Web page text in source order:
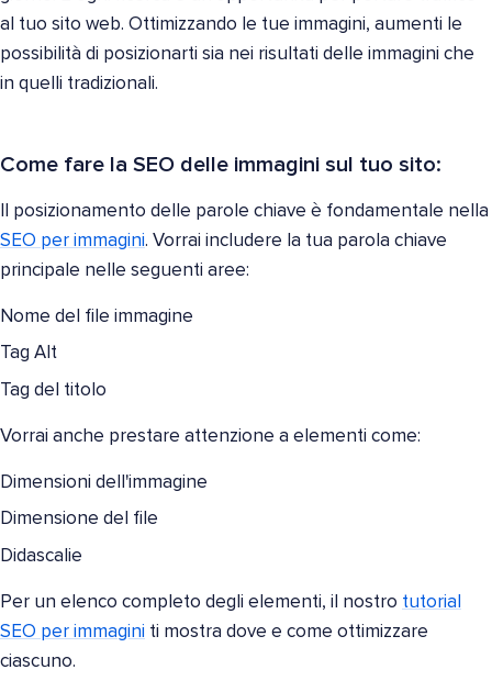
al tuo sito web. Ottimizzando le tue immagini, aumenti le
possibilità di posizionarti sia nei risultati delle immagini che
in quelli tradizionali.
Come fare la SEO delle immagini sul tuo sito:
Il posizionamento delle parole chiave è fondamentale nella
SEO per immagini. Vorrai includere la tua parola chiave
principale nelle seguenti aree:
Nome del file immagine
Tag Alt
Tag del titolo
Vorrai anche prestare attenzione a elementi come:
Dimensioni dell'immagine
Dimensione del file
Didascalie
Per un elenco completo degli elementi, il nostro tutorial
SEO per immagini ti mostra dove e come ottimizzare
ciascuno.